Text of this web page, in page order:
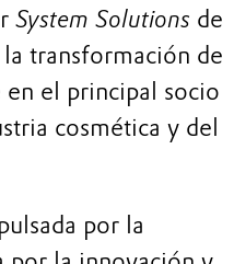
System Solutions de
transformación de
el principal socio
cosmética y del
por la